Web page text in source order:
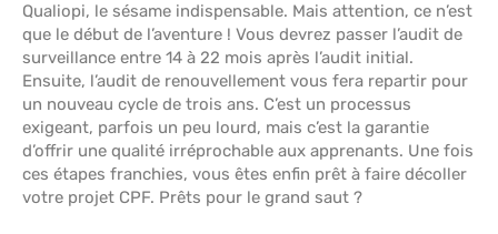
Qualiopi, le sésame indispensable. Mais attention, ce n’est
que le début de l’aventure ! Vous devrez passer l’audit de
surveillance entre 14 à 22 mois après l’audit initial.
Ensuite, l’audit de renouvellement vous fera repartir pour
un nouveau cycle de trois ans. C’est un processus
exigeant, parfois un peu lourd, mais c’est la garantie
d’offrir une qualité irréprochable aux apprenants. Une fois
ces étapes franchies, vous êtes enfin prêt à faire décoller
votre projet CPF. Prêts pour le grand saut ?